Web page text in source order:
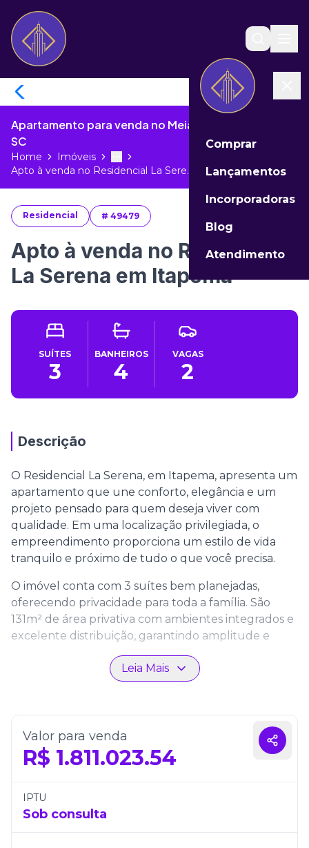
Comprar
Lançamentos
Incorporadoras
Blog
Atendimento
Apartamento para venda no Meia Praia de Itapema -
SC
Home Imóveis More
Toggle menu
Apto à venda no Residencial La Sere...
Residencial # 49479
Apto à venda no Residencial
La Serena em Itapema
SUÍTES
3
BANHEIROS
4
VAGAS
2
Descrição
O Residencial La Serena, em Itapema, apresenta um
apartamento que une conforto, elegância e um
projeto pensado para quem deseja viver com
qualidade. Em uma localização privilegiada, o
empreendimento proporciona um estilo de vida
tranquilo e próximo de tudo o que você precisa.
O imóvel conta com 3 suítes bem planejadas,
oferecendo privacidade para toda a família. São
131m² de área privativa com ambientes integrados e
excelente distribuição, garantindo amplitude e
praticidade no dia a dia. Além disso, possui 2 vagas
de garagem que trazem mais segurança e
destaca pela sensação de espaço e pelo alto padrão
em cada detalhe. Uma oportunidade perfeita para
quem busca morar em um endereço valorizado,
aos seus moradores.
Leia Mais
Valor para venda
R$ 1.811.023.54
IPTU
Sob consulta